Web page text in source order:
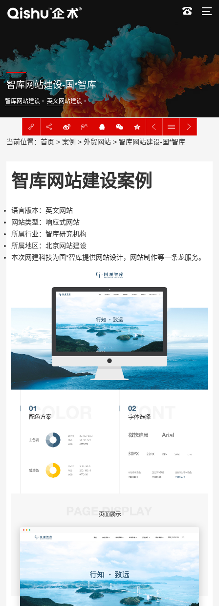
智库网站建设-国*智库
智库网站建设 英文网站建设
当前位置：首页 >案例 >外贸网站 > 智库网站建设-国*智库
智库网站建设案例
语言版本：英文网站
网站类型：响应式网站
所属行业：智库研究机构
所属地区：北京网站建设
本次网建科技为国*智库提供网站设计，网站制作等一条龙服务。